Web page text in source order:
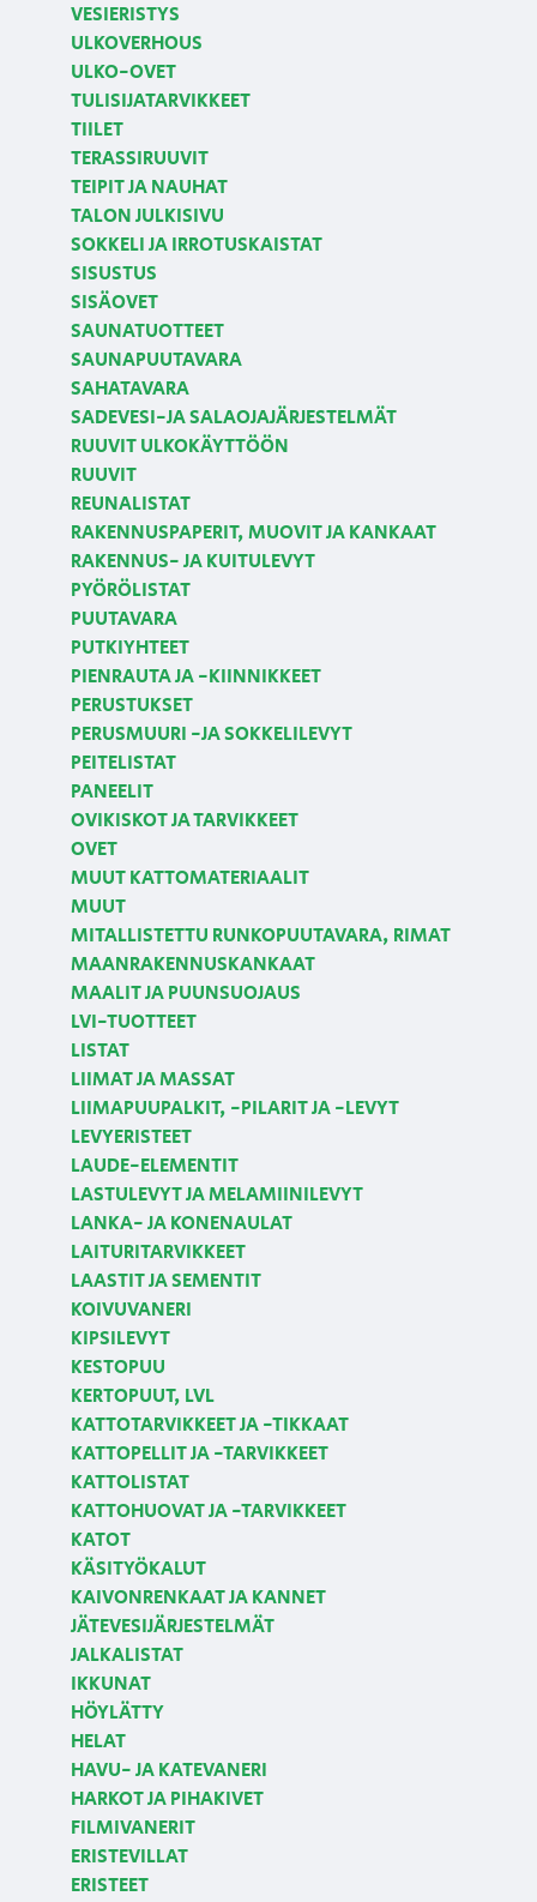
VESIERISTYS
ULKOVERHOUS
ULKO-OVET
TULISIJATARVIKKEET
TIILET
TERASSIRUUVIT
TEIPIT JA NAUHAT
TALON JULKISIVU
SOKKELI JA IRROTUSKAISTAT
SISUSTUS
SISÄOVET
SAUNATUOTTEET
SAUNAPUUTAVARA
SAHATAVARA
SADEVESI-JA SALAOJAJÄRJESTELMÄT
RUUVIT ULKOKÄYTTÖÖN
RUUVIT
REUNALISTAT
RAKENNUSPAPERIT, MUOVIT JA KANKAAT
RAKENNUS- JA KUITULEVYT
PYÖRÖLISTAT
PUUTAVARA
PUTKIYHTEET
PIENRAUTA JA -KIINNIKKEET
PERUSTUKSET
PERUSMUURI -JA SOKKELILEVYT
PEITELISTAT
PANEELIT
OVIKISKOT JA TARVIKKEET
OVET
MUUT KATTOMATERIAALIT
MUUT
MITALLISTETTU RUNKOPUUTAVARA, RIMAT
MAANRAKENNUSKANKAAT
MAALIT JA PUUNSUOJAUS
LVI-TUOTTEET
LISTAT
LIIMAT JA MASSAT
LIIMAPUUPALKIT, -PILARIT JA -LEVYT
LEVYERISTEET
LAUDE-ELEMENTIT
LASTULEVYT JA MELAMIINILEVYT
LANKA- JA KONENAULAT
LAITURITARVIKKEET
LAASTIT JA SEMENTIT
KOIVUVANERI
KIPSILEVYT
KESTOPUU
KERTOPUUT, LVL
KATTOTARVIKKEET JA -TIKKAAT
KATTOPELLIT JA -TARVIKKEET
KATTOLISTAT
KATTOHUOVAT JA -TARVIKKEET
KATOT
KÄSITYÖKALUT
KAIVONRENKAAT JA KANNET
JÄTEVESIJÄRJESTELMÄT
JALKALISTAT
IKKUNAT
HÖYLÄTTY
HELAT
HAVU- JA KATEVANERI
HARKOT JA PIHAKIVET
FILMIVANERIT
ERISTEVILLAT
ERISTEET